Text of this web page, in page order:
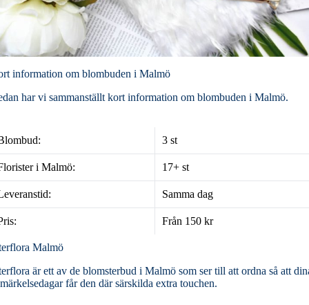
information om blombuden i Malmö
har vi sammanställt kort information om blombuden i Malmö.
3 st
i Malmö: 17+ st
Samma dag
Från 150 kr
Malmö
är ett av de blomsterbud i Malmö som ser till att ordna så att
får den där särskilda extra touchen.